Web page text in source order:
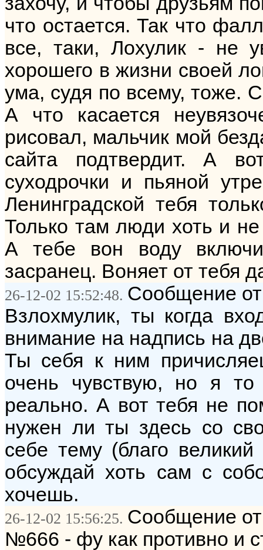
что остается. Так что
все, таки, Лохулик - не
хорошего в жизни своей
ума, судя по всему, тоже.
А что касается
рисовал, мальчик мой
сайта подтвердит. А
суходрочки и пьяной
Ленинградской тебя
Только там люди хоть и
А тебе вон воду
засранец. Воняет от тебя
26-12-02 15:52:48. Сообщение
Взлохмулик, ты когда
внимание на надпись на
Ты себя к ним
очень чувствую, но я
реально. А вот тебя не
нужен ли ты здесь со
себе тему (благо
обсуждай хоть сам с
хочешь.
26-12-02 15:56:25. Сообщение
№666 - фу как противно и